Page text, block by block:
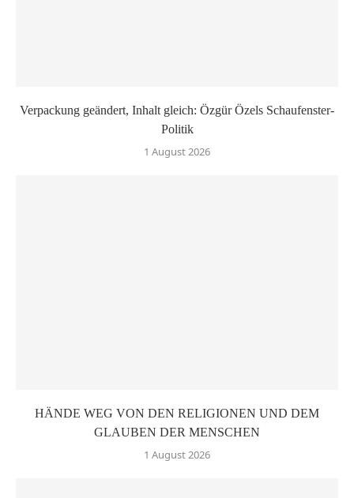
Verpackung geändert, Inhalt gleich: Özgür Özels Schaufenster-
Politik
1 August 2026
HÄNDE WEG VON DEN RELIGIONEN UND DEM
GLAUBEN DER MENSCHEN
1 August 2026